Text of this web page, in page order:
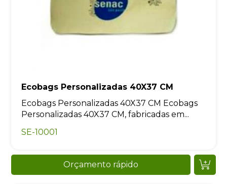
Ecobags Personalizadas 40X37 CM
Ecobags Personalizadas 40X37 CM Ecobags
Personalizadas 40X37 CM, fabricadas em...
SE-10001
Orçamento rápido